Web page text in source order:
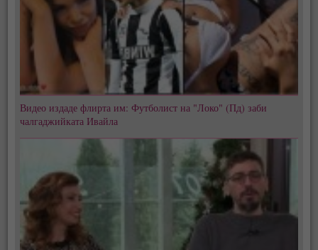
Видео издаде флирта им: Футболист на "Локо" (Пд) заби
чалгаджийката Ивайла